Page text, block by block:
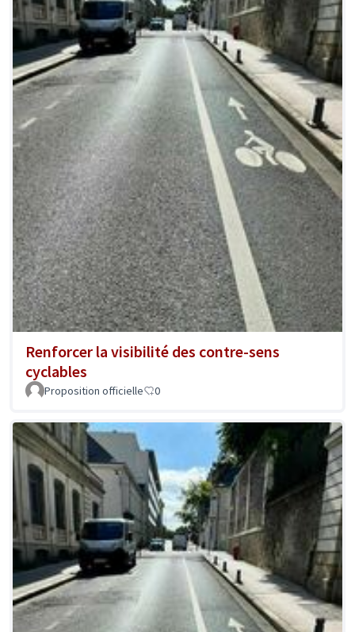
Renforcer la visibilité des contre-sens
cyclables
Proposition officielle 0